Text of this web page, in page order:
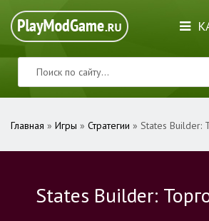
Главная » Игры » Стратегии » States Builder:
States Builder: